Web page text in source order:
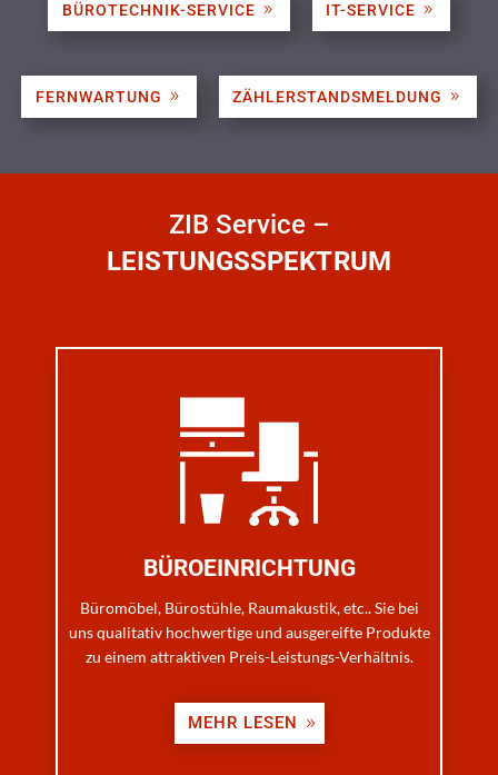
BÜROTECHNIK-SERVICE IT-SERVICE
FERNWARTUNG ZÄHLERSTANDSMELDUNG
ZIB Service –
LEISTUNGSSPEKTRUM
BÜROEINRICHTUNG
Büromöbel, Bürostühle, Raumakustik, etc.. Sie bei
uns qualitativ hochwertige und ausgereifte Produkte
zu einem attraktiven Preis-Leistungs-Verhältnis.
MEHR LESEN